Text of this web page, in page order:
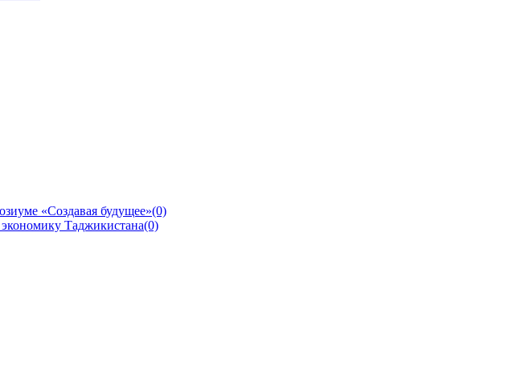
«Создавая будущее»(0)
Таджикистана(0)